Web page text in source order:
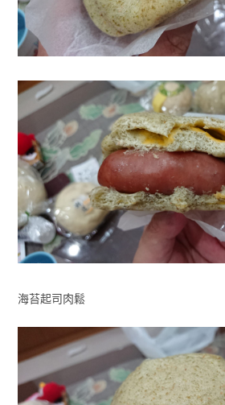
海苔起司肉鬆